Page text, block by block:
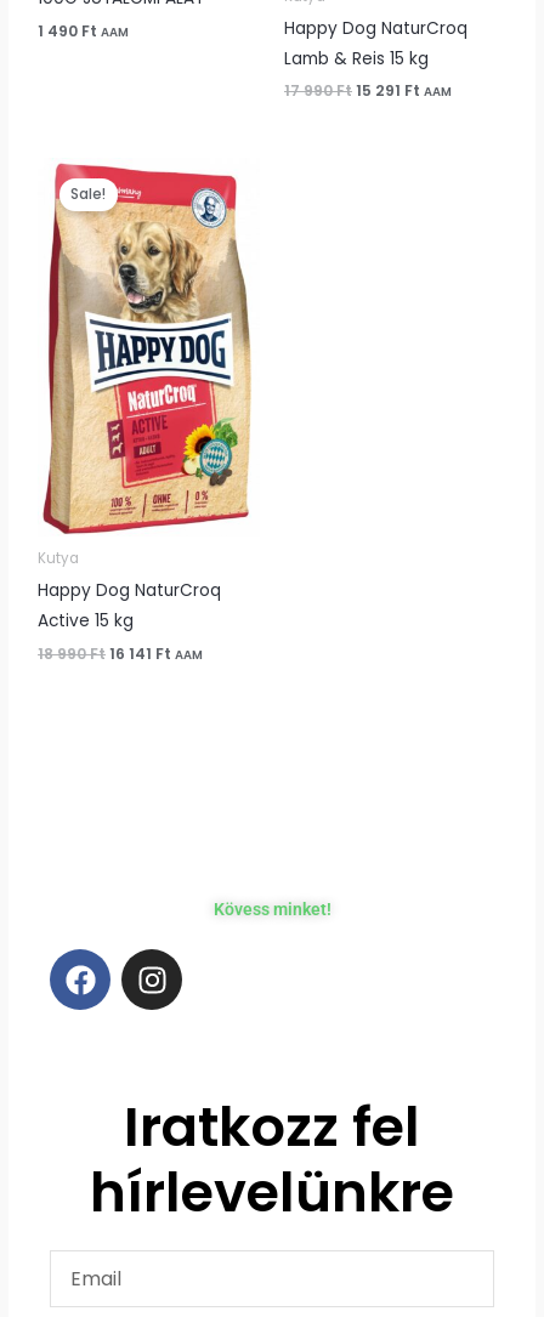
1 490 Ft AAM
Happy Dog NaturCroq
Lamb & Reis 15 kg
17 990Ft15 291 Ft AAM
Sale!
Kutya
Happy Dog NaturCroq
Active 15 kg
18 990Ft
Original
price
was:
18
990 Ft.
16 141 Ft
price
is:
16
141 Ft.
AAM
Kövess minket!
F
a
c
k
I
n
s
g
r
a
m
Iratkozz fel
hírlevelünkre